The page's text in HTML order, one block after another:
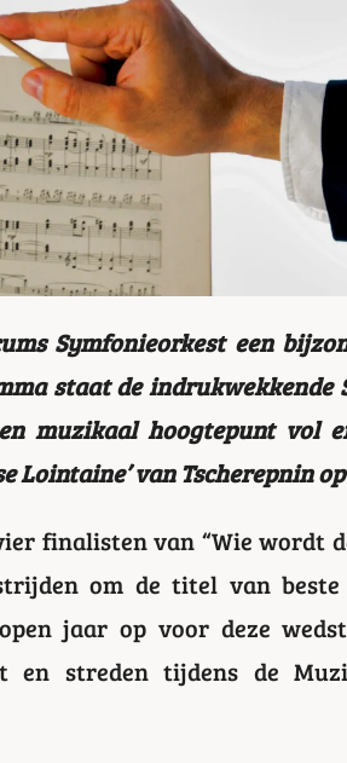
Symfonieorkest een
staat de indrukwekkende
muzikaal hoogtepunt vol
Lointaine’ van Tscherepnin
finalisten van “Wie wordt
om de titel van beste
jaar op voor deze
streden tijdens de